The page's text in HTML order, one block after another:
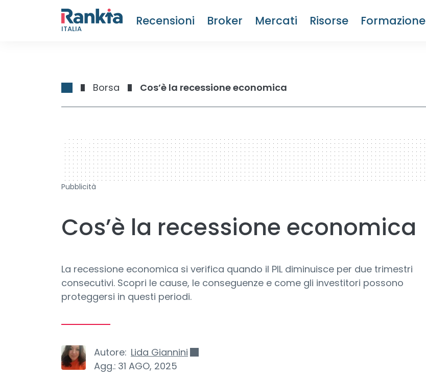
ITALIA
Recensioni Broker Mercati Risorse Formazione
Borsa Cos’è la recessione economica
728 x 90
Pubblicità
Cos’è la recessione economica
La recessione economica si verifica quando il PIL diminuisce per due trimestri
consecutivi. Scopri le cause, le conseguenze e come gli investitori possono
proteggersi in questi periodi.
Autore: Lida Giannini
Agg.: 31 AGO, 2025